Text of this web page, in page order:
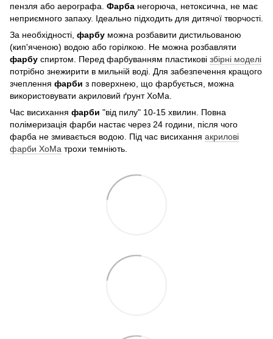
пензля або аерографа. Фарба негорюча, нетоксична, не має
неприємного запаху. Ідеально підходить для дитячої творчості.
За необхідності, фарбу можна розбавити дистильованою
(кип'яченою) водою або горілкою. Не можна розбавляти
фарбу спиртом. Перед фарбуванням пластикові збірні моделі
потрібно знежирити в мильній воді. Для забезпечення кращого
зчеплення фарби з поверхнею, що фарбується, можна
використовувати акриловий ґрунт ХоМа.
Час висихання фарби "від пилу" 10-15 хвилин. Повна
полімеризація фарби настає через 24 години, після чого
фарба не змивається водою. Під час висихання акрилові
фарби ХоМа трохи темніють.